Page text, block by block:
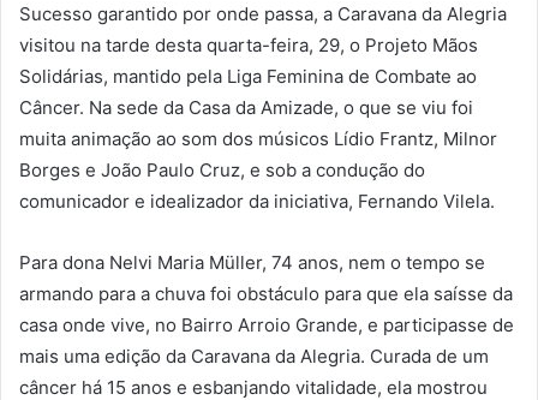
Sucesso garantido por onde passa, a Caravana da Alegria
visitou na tarde desta quarta-feira, 29, o Projeto Mãos
Solidárias, mantido pela Liga Feminina de Combate ao
Câncer. Na sede da Casa da Amizade, o que se viu foi
muita animação ao som dos músicos Lídio Frantz, Milnor
Borges e João Paulo Cruz, e sob a condução do
comunicador e idealizador da iniciativa, Fernando Vilela.
Para dona Nelvi Maria Müller, 74 anos, nem o tempo se
armando para a chuva foi obstáculo para que ela saísse da
casa onde vive, no Bairro Arroio Grande, e participasse de
mais uma edição da Caravana da Alegria. Curada de um
câncer há 15 anos e esbanjando vitalidade, ela mostrou